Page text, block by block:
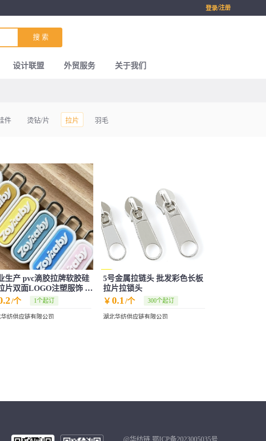
登录/注册
搜 索
设计联盟 外贸服务 关于我们
件 烫钻/片 拉片 羽毛
生产 pvc滴胶拉牌软胶硅
片双面LOGO注塑服饰 箱
链牌
/个 1个起订
纺供应链有限公司
5号金属拉链头 批发彩色长板
拉片拉锁头
￥ 0.1 /个 300个起订
湖北华纺供应链有限公司
@华纺链 鄂ICP备2023005035号